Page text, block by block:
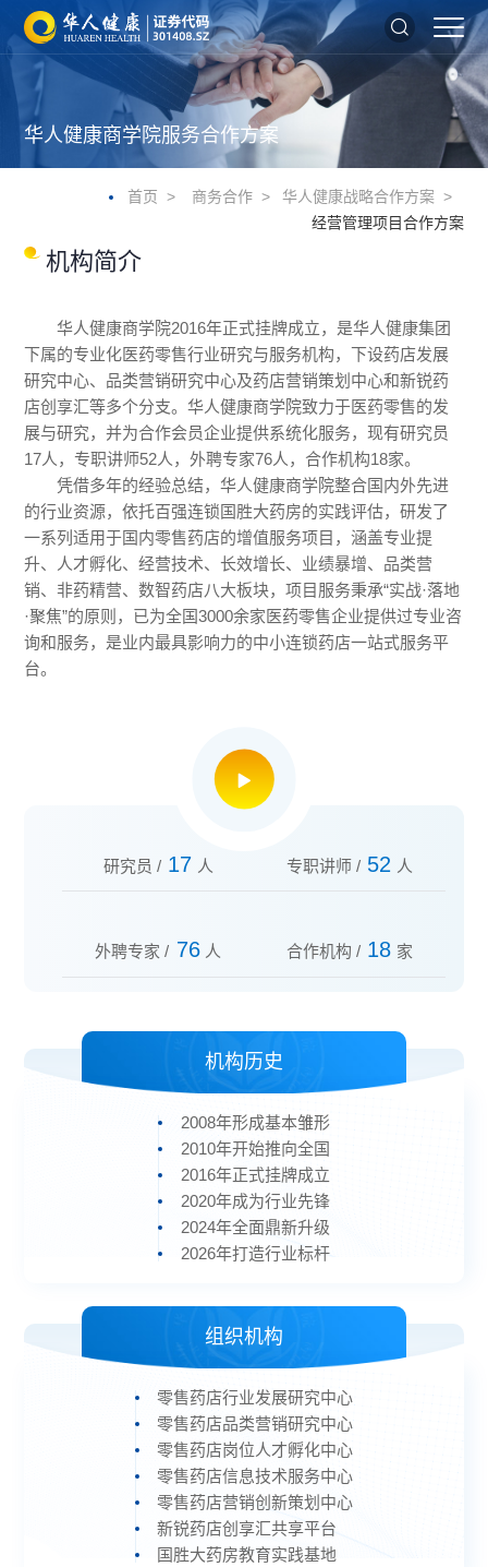
华人健康商学院服务合作方案
首页 商务合作
华人健康战略合作方案
经营管理项目合作方案
机构简介
华人健康商学院2016年正式挂牌成立，是华人健康集团
下属的专业化医药零售行业研究与服务机构，下设药店发展
研究中心、品类营销研究中心及药店营销策划中心和新锐药
店创享汇等多个分支。华人健康商学院致力于医药零售的发
展与研究，并为合作会员企业提供系统化服务，现有研究员
17人，专职讲师52人，外聘专家76人，合作机构18家。
凭借多年的经验总结，华人健康商学院整合国内外先进
的行业资源，依托百强连锁国胜大药房的实践评估，研发了
一系列适用于国内零售药店的增值服务项目，涵盖专业提
升、人才孵化、经营技术、长效增长、业绩暴增、品类营
销、非药精营、数智药店八大板块，项目服务秉承“实战·落地
·聚焦”的原则，已为全国3000余家医药零售企业提供过专业咨
询和服务，是业内最具影响力的中小连锁药店一站式服务平
台。
研究员 / 17 人 专职讲师 / 52 人
外聘专家 / 76 人 合作机构 / 18 家
机构历史
2008年形成基本雏形
2010年开始推向全国
2016年正式挂牌成立
2020年成为行业先锋
2024年全面鼎新升级
2026年打造行业标杆
组织机构
零售药店行业发展研究中心
零售药店品类营销研究中心
零售药店岗位人才孵化中心
零售药店信息技术服务中心
零售药店营销创新策划中心
新锐药店创享汇共享平台
国胜大药房教育实践基地